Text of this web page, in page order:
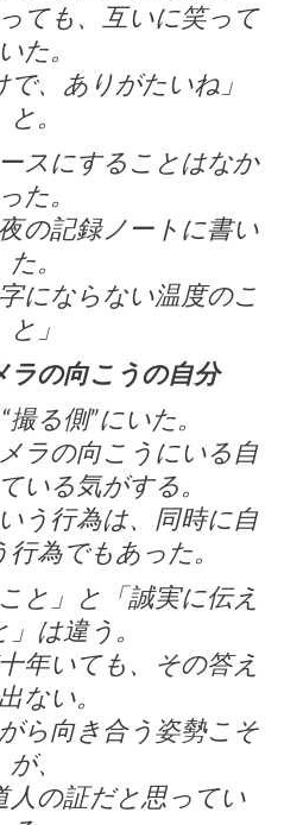
ても、互いに笑って
いた。
で、ありがたいね」
と。
スにすることはなか
った。
の記録ノートに書い
た。
にならない温度のこ
と」
の向こうの自分
る側”にいた。
ラの向こうにいる自
いる気がする。
う行為は、同時に自
為でもあった。
と」と「誠実に伝え
」は違う。
年いても、その答え
ない。
ら向き合う姿勢こそ
が、
人の証だと思ってい